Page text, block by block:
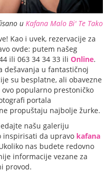
u Kafana Malo Bi' Te Tako
Kao i uvek, rezervacije za
ovde: putem našeg
ili 063 34 34 33 ili Online.
dešavanja u fantastičnoj
su besplatne, ali obavezne
popularno prestoničko
portala
propuštaju najbolje žurke.
našu galeriju
inspirisati da upravo kafana
nas budete redovno
informacije vezane za
provod.